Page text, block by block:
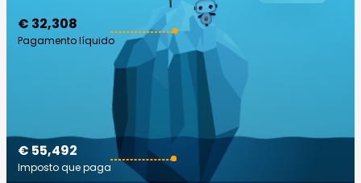
€ 32,308
Pagamento líquido
€ 55,492
Imposto que paga